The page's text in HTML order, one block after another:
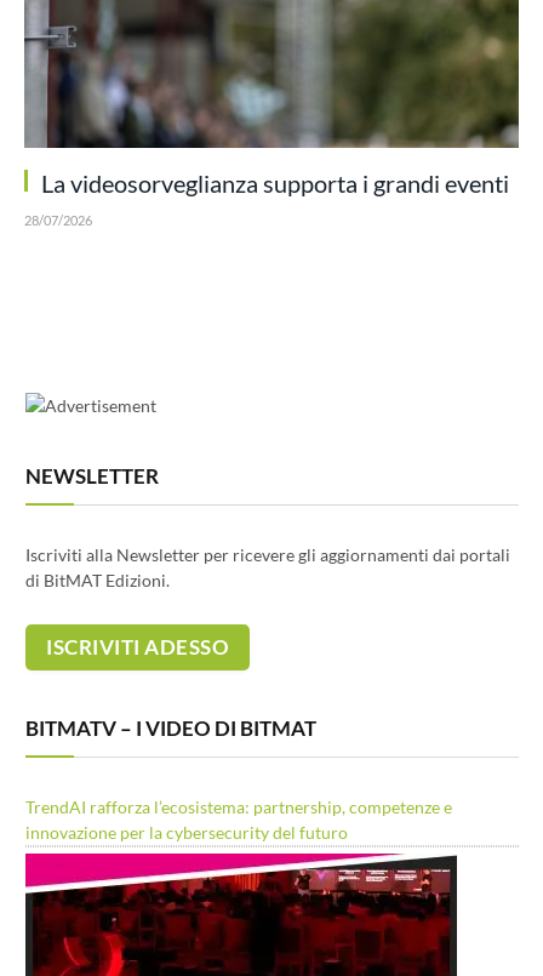
La videosorveglianza supporta i grandi eventi
28/07/2026
NEWSLETTER
Iscriviti alla Newsletter per ricevere gli aggiornamenti dai portali
di BitMAT Edizioni.
BITMATV – I VIDEO DI BITMAT
TrendAI rafforza l’ecosistema: partnership, competenze e
innovazione per la cybersecurity del futuro